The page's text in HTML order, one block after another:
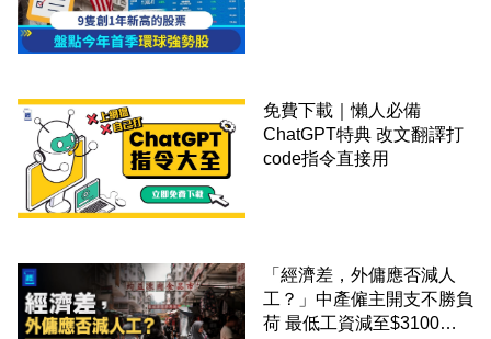
免費下載｜懶人必備
ChatGPT特典 改文翻譯打
code指令直接用
「經濟差，外傭應否減人
工？」中產僱主開支不勝負
荷 最低工資減至$3100蚊